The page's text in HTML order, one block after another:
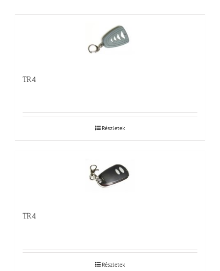
TR4
Részletek
TR4
Részletek